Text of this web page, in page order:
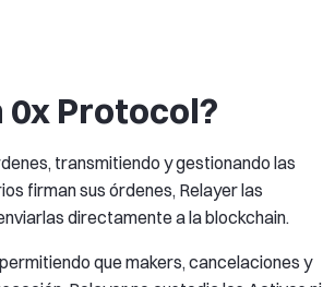
0x Protocol?
transmitiendo y gestionando las
firman sus órdenes, Relayer las
directamente a la blockchain.
que makers, cancelaciones y